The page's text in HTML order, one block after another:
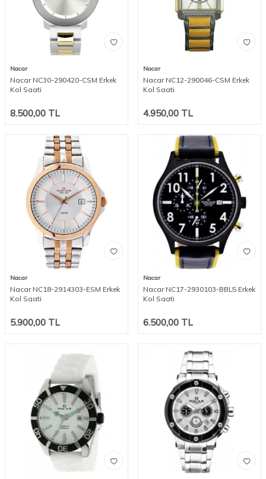
Nacar
Nacar NC30-290420-CSM Erkek
Kol Saati
8.500,00 TL
Nacar
Nacar NC12-290046-CSM Erkek
Kol Saati
4.950,00 TL
Nacar
Nacar NC18-2914303-ESM Erkek
Kol Saati
5.900,00 TL
Nacar
Nacar NC17-2930103-BBL5 Erkek
Kol Saati
6.500,00 TL